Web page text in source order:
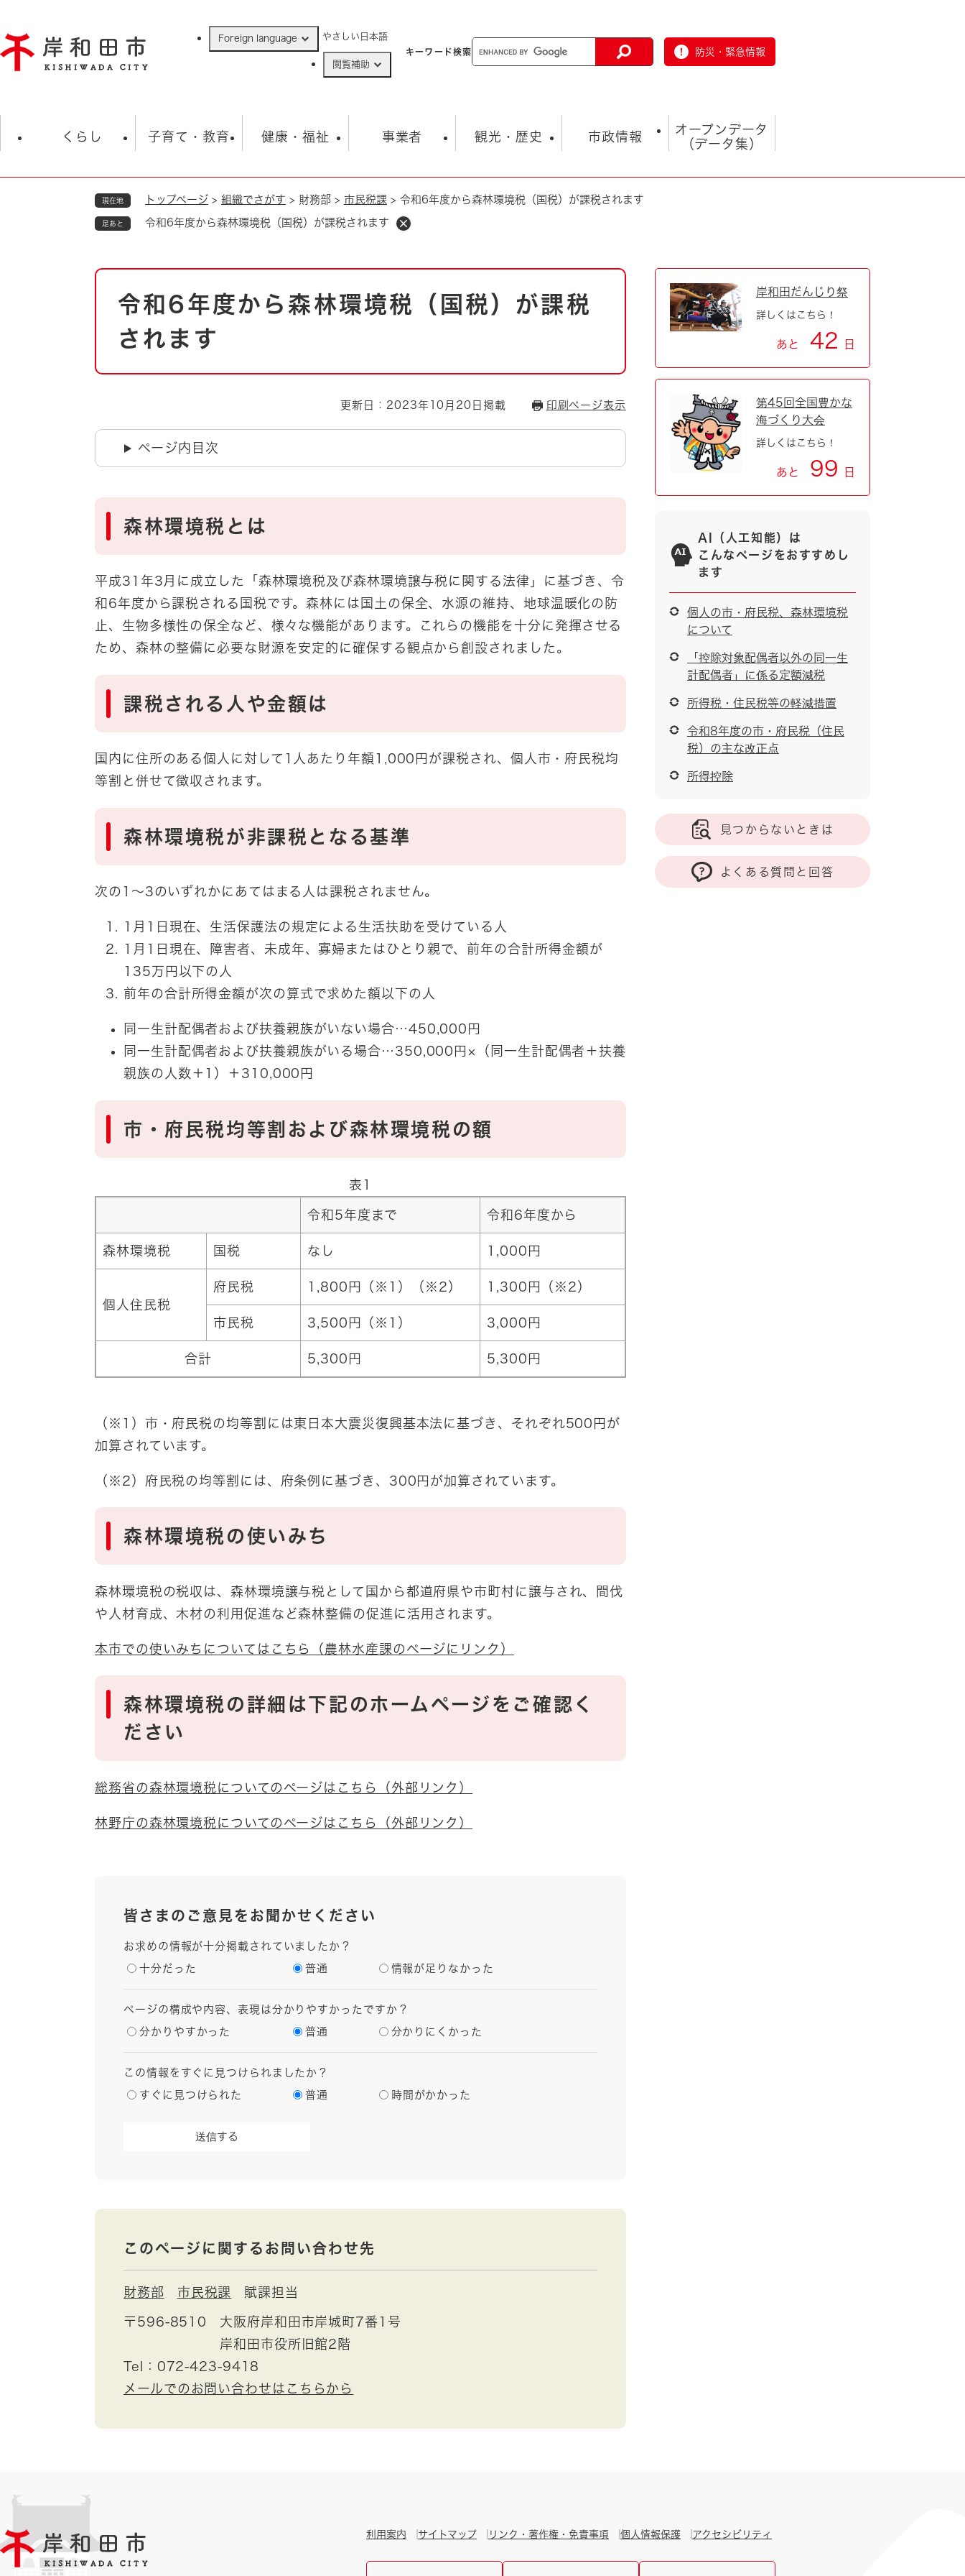
ジ
の
Foreign language やさしい日本語
閲覧補助
キーワード検索 防災・緊急情報
くらし
住民票・戸籍
ごみ・衛生・動物 救急・消防
防災・防犯 上水道・下水道
自然・環境・公園
引っ越し
地域コミュニティ・ボラン
道路・河川・交通
子育て・教育
学校 子育て
健康・福祉
福祉・健康・生活 生涯学習・スポーツ
事業者
入札・契約情報 まちづくり・協働
環境 福祉・介護
観光・歴史
観光 観光スポット
とじる
市政情報
市の概要 総合計画
市政 職員採用情報
市役所・施設の案内
オープンデータ
（データ集）
オープンデータ
現在地 トップページ > 組織でさがす > 財務部 > 市民税課 > 令和6年度から森林環境税（国税）が課税されます
足あと 令和6年度から森林環境税（国税）が課税されます
本
令和6年度から森林環境税（国税）が課税
されます
更新日：2023年10月20日掲載 印刷ページ表示
ページ内目次
​森林環境税とは
平成31年3月に成立した「森林環境税及び森林環境譲与税に関する法律」に基づき、令
和6年度から課税される国税です。森林には国土の保全、水源の維持、地球温暖化の防
止、生物多様性の保全など、様々な機能があります。これらの機能を十分に発揮させる
ため、森林の整備に必要な財源を安定的に確保する観点から創設されました。
課税される人や金額は
国内に住所のある個人に対して1人あたり年額1,000円が課税され、個人市・府民税均
等割と併せて徴収されます。
森林環境税が非課税となる基準
次の1～3のいずれかにあてはまる人は課税されません。
1月1日現在、生活保護法の規定による生活扶助を受けている人
1月1日現在、障害者、未成年、寡婦またはひとり親で、前年の合計所得金額が
135万円以下の人
前年の合計所得金額が次の算式で求めた額以下の人
同一生計配偶者および扶養親族がいない場合…450,000円
同一生計配偶者および扶養親族がいる場合…350,000円×（同一生計配偶者＋扶養
親族の人数＋1）＋310,000円
市・府民税均等割および森林環境税の額
表1
令和5年度まで 令和6年度から
森林環境税 国税 なし 1,000円
個人住民税
府民税 1,800円（※1）（※2） 1,300円（※2）
市民税 3,500円（※1） 3,000円
合計 5,300円 5,300円
（※1）市・府民税の均等割には東日本大震災復興基本法に基づき、それぞれ500円が
加算されています。
（※2）府民税の均等割には、府条例に基づき、300円が加算されています。
森林環境税の使いみち
森林環境税の税収は、森林環境譲与税として国から都道府県や市町村に譲与され、間伐
や人材育成、木材の利用促進など森林整備の促進に活用されます。
本市での使いみちについてはこちら（農林水産課のページにリンク）
森林環境税の詳細は下記のホームページをご確認く
ださい
総務省の森林環境税についてのページはこちら（外部リンク）
林野庁の森林環境税についてのページはこちら（外部リンク）
皆さまのご意見をお聞かせください
お求めの情報が十分掲載されていましたか？
十分だった 普通 情報が足りなかった
ページの構成や内容、表現は分かりやすかったですか？
分かりやすかった 普通 分かりにくかった
この情報をすぐに見つけられましたか？
すぐに見つけられた 普通 時間がかかった
このページに関するお問い合わせ先
財務部 市民税課 賦課担当
〒596-8510
大阪府岸和田市岸城町7番1号
岸和田市役所旧館2階
Tel：072-423-9418
メールでのお問い合わせはこちらから
岸和田だんじり祭
詳しくはこちら！
あと 42 日
第45回全国豊かな
海づくり大会
詳しくはこちら！
あと 99 日
AI（人工知能）は
こんなページをおすすめし
ます
個人の市・府民税、森林環境税
について
「控除対象配偶者以外の同一生
計配偶者」に係る定額減税
所得税・住民税等の軽減措置
令和8年度の市・府民税（住民
税）の主な改正点
所得控除
見つからないときは
よくある質問と回答
利用案内 サイトマップ リンク・著作権・免責事項 個人情報保護 アクセシビリティ